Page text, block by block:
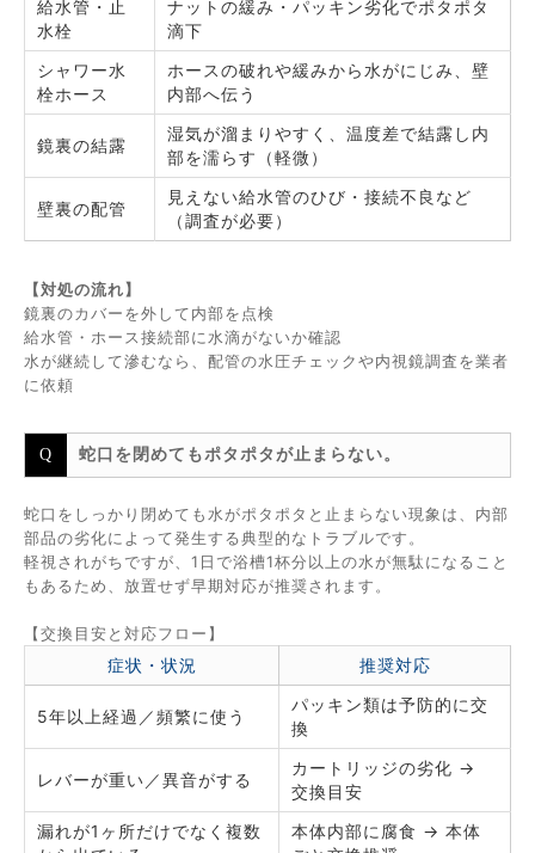
給水管・止
水栓
ナットの緩み・パッキン劣化でポタポタ
滴下
シャワー水
栓ホース
ホースの破れや緩みから水がにじみ、壁
内部へ伝う
鏡裏の結露
湿気が溜まりやすく、温度差で結露し内
部を濡らす（軽微）
壁裏の配管
見えない給水管のひび・接続不良など
（調査が必要）
【対処の流れ】
鏡裏のカバーを外して内部を点検
給水管・ホース接続部に水滴がないか確認
水が継続して滲むなら、配管の水圧チェックや内視鏡調査を業者
に依頼
蛇口を閉めてもポタポタが止まらない。
蛇口をしっかり閉めても水がポタポタと止まらない現象は、内部
部品の劣化によって発生する典型的なトラブルです。
軽視されがちですが、1日で浴槽1杯分以上の水が無駄になること
もあるため、放置せず早期対応が推奨されます。
【交換目安と対応フロー】
症状・状況 推奨対応
5年以上経過／頻繁に使う
パッキン類は予防的に交
換
レバーが重い／異音がする
カートリッジの劣化 →
交換目安
漏れが1ヶ所だけでなく複数
本体内部に腐食 → 本体